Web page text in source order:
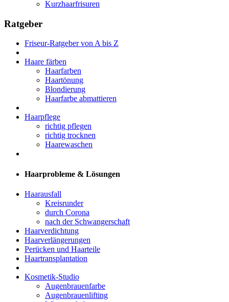
Kurzhaarfrisuren
Ratgeber
Friseur-Ratgeber von A bis Z
Haare färben
Haarfarben
Haartönung
Blondierung
Haarfarbe abmattieren
Haarpflege
richtig pflegen
richtig trocknen
Haarewaschen
Haarprobleme & Lösungen
Haarausfall
Kreisrunder
durch Corona
nach der Schwangerschaft
Haarverdichtung
Haarverlängerungen
Perücken und Haarteile
Haartransplantation
Kosmetik-Studio
Augenbrauenfarbe
Augenbrauenlifting